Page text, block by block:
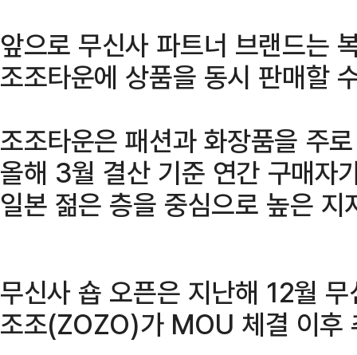
앞으로 무신사 파트너 브랜드는
조조타운에 상품을 동시 판매할
조조타운은 패션과 화장품을 주
올해 3월 결산 기준 연간 구매자
일본 젊은 층을 중심으로 높은 지
무신사 숍 오픈은 지난해 12월
조조(ZOZO)가 MOU 체결 이후